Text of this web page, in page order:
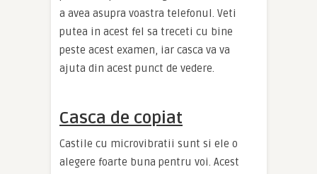
a avea asupra voastra telefonul. Veti
putea in acest fel sa treceti cu bine
peste acest examen, iar casca va va
ajuta din acest punct de vedere.
Casca de copiat
Castile cu microvibratii sunt si ele o
alegere foarte buna pentru voi. Acest